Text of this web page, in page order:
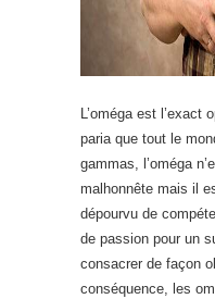
L’oméga est l’exact
paria que tout le
gammas, l’oméga
malhonnête mais il
dépourvu de
de passion pour un
consacrer de façon
conséquence, les